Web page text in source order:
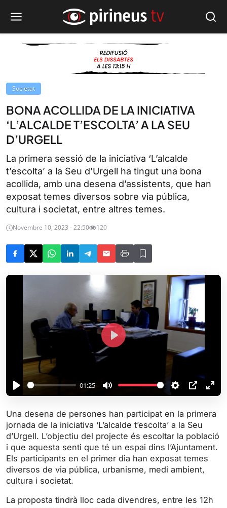
Societat
BONA ACOLLIDA DE LA INICIATIVA
‘L’ALCALDE T’ESCOLTA’ A LA SEU
D’URGELL
La primera sessió de la iniciativa ‘L’alcalde
t’escolta’ a la Seu d’Urgell ha tingut una bona
acollida, amb una desena d’assistents, que han
exposat temes diversos sobre via pública,
cultura i societat, entre altres temes.
Novembre 10, 2023 - 22:50 120
P
a
y
01:25
M
u
t
e
S
e
t
i
n
g
P
P
E
e
r
l
P
Una desena de persones han participat en la primera
jornada de la iniciativa ‘L’alcalde t’escolta’ a la Seu
d’Urgell. L’objectiu del projecte és escoltar la població
i que aquesta senti que té un espai dins l’Ajuntament.
Els participants en el primer dia han exposat temes
diversos de via pública, urbanisme, medi ambient,
cultura i societat.
La proposta tindrà lloc cada divendres, entre les 12h